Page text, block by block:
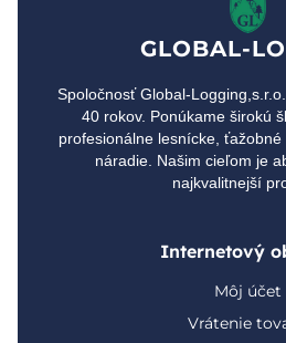
GLOBAL-
Spoločnosť Global-
40 rokov. Ponúkame širokú
profesionálne lesnícke,
náradie. Našim cieľom je
najkvalitnejší
Internetový
Môj účet
Vrátenie